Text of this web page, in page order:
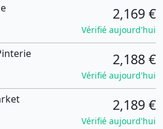
2,169 €
Vérifié aujourd'hui
2,188 €
Vérifié aujourd'hui
2,189 €
Vérifié aujourd'hui